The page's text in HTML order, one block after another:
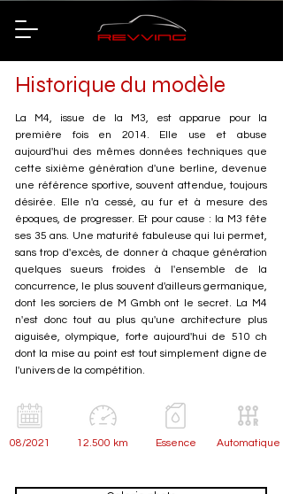
Historique du modèle
La M4, issue de la M3, est apparue pour la
première fois en 2014. Elle use et abuse
aujourd'hui des mêmes données techniques que
cette sixième génération d'une berline, devenue
une référence sportive, souvent attendue, toujours
désirée. Elle n'a cessé, au fur et à mesure des
époques, de progresser. Et pour cause : la M3 fête
ses 35 ans. Une maturité fabuleuse qui lui permet,
sans trop d'excès, de donner à chaque génération
quelques sueurs froides à l'ensemble de la
concurrence, le plus souvent d'ailleurs germanique,
dont les sorciers de M Gmbh ont le secret. La M4
n'est donc tout au plus qu'une architecture plus
aiguisée, olympique, forte aujourd'hui de 510 ch
dont la mise au point est tout simplement digne de
l'univers de la compétition.
08/2021 12.500 km Essence Automatique